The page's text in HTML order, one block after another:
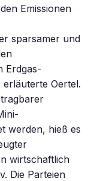
Emissionen
sparsamer und
Erdgas-
Oertel.
werden, hieß es
wirtschaftlich
Die Parteien